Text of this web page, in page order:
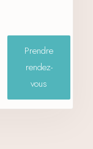
Prendre
rendez-
vous